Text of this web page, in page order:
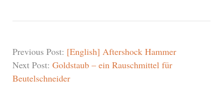
Previous Post: [English] Aftershock Hammer
Next Post: Goldstaub – ein Rauschmittel für
Beutelschneider